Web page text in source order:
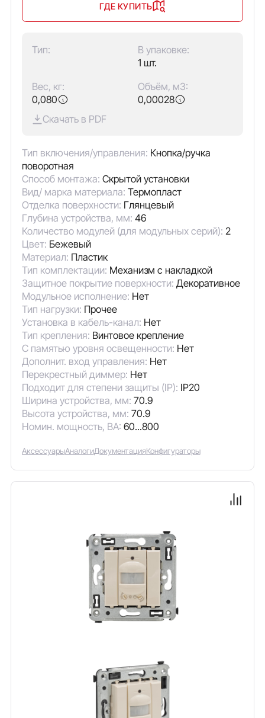
ГДЕ КУПИТЬ
Тип:
В упаковке:
1 шт.
Вес, кг:
0,080
Объём, м3:
0,00028
Скачать в PDF
Тип включения/управления: Кнопка/ручка
поворотная
Способ монтажа: Скрытой установки
Вид/ марка материала: Термопласт
Отделка поверхности: Глянцевый
Глубина устройства, мм: 46
Количество модулей (для модульных серий): 2
Цвет: Бежевый
Материал: Пластик
Тип комплектации: Механизм с накладкой
Защитное покрытие поверхности: Декоративное
Модульное исполнение: Нет
Тип нагрузки: Прочее
Установка в кабель-канал: Нет
Тип крепления: Винтовое крепление
С памятью уровня освещенности: Нет
Дополнит. вход управления: Нет
Перекрестный диммер: Нет
Подходит для степени защиты (IP): IP20
Ширина устройства, мм: 70.9
Высота устройства, мм: 70.9
Номин. мощность, ВА: 60...800
АксессуарыАналогиДокументацияКонфигураторы